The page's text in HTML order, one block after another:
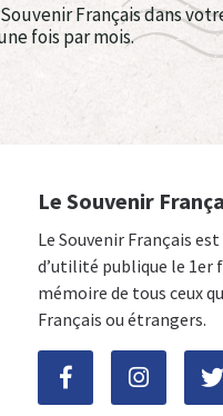
Français dans
fois par mois.
Le Souvenir
Le Souvenir Français
d’utilité publique le 1er
mémoire de tous ceux
Français ou étrangers.